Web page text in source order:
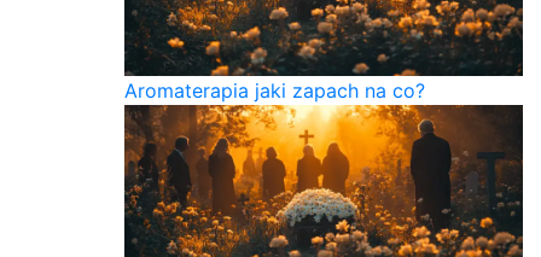
Aromaterapia jaki zapach na co?